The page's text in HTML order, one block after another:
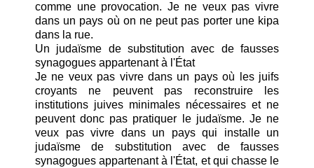
comme une provocation. Je ne veux pas vivre
dans un pays où on ne peut pas porter une kipa
dans la rue.
Un judaïsme de substitution avec de fausses
synagogues appartenant à l'État
Je ne veux pas vivre dans un pays où les juifs
croyants ne peuvent pas reconstruire les
institutions juives minimales nécessaires et ne
peuvent donc pas pratiquer le judaïsme. Je ne
veux pas vivre dans un pays qui installe un
judaïsme de substitution avec de fausses
synagogues appartenant à l'État, et qui chasse le